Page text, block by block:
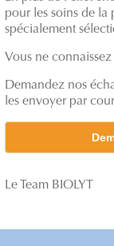
pour les soins de la
spécialement
Vous ne
Demandez nos
les envoyer par
Le Team BIOLYT